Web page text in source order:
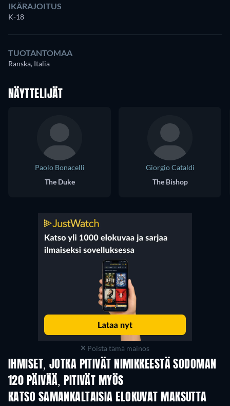
IKÄRAJOITUS
K-18
TUOTANTOMAA
Ranska, Italia
NÄYTTELIJÄT
Paolo Bonacelli
The Duke
Giorgio Cataldi
The Bishop
Poista tämä mainos
IHMISET, JOTKA PITIVÄT NIMIKKEESTÄ SODOMAN
120 PÄIVÄÄ, PITIVÄT MYÖS
KATSO SAMANKALTAISIA ELOKUVAT MAKSUTTA